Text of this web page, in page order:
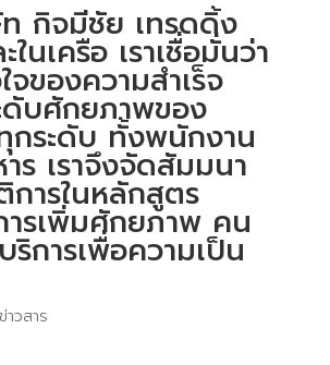
กิจมีชัย เทรดดิ้ง
นเครือ เราเชื่อมั่นว่า
ของความสำเร็จ
ดับศักยภาพของ
กระดับ ทั้งพนักงาน
ร เราจึงจัดสัมมนา
การในหลักสูตร
ารเพิ่มศักยภาพ คน
ริการเพื่อความเป็น
ข่าวสาร